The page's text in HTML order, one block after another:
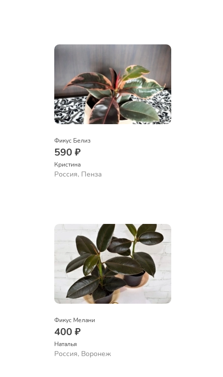
Фикус Белиз
590 ₽
Кристина
Россия, Пенза
Фикус Мелани
400 ₽
Наталья
Россия, Воронеж